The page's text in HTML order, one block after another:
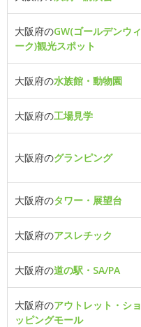
大阪府のGW(ゴールデンウィ
ーク)観光スポット
大阪府の水族館・動物園
大阪府の工場見学
大阪府のグランピング
大阪府のタワー・展望台
大阪府のアスレチック
大阪府の道の駅・SA/PA
大阪府のアウトレット・ショ
ッピングモール